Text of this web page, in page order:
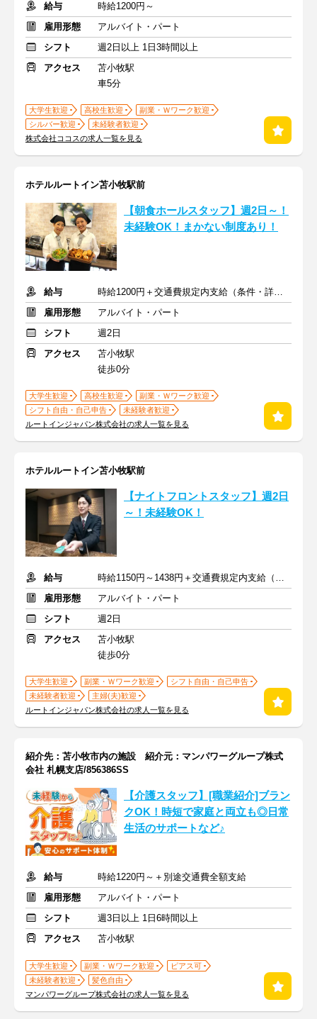
給与
時給1200円～
雇用形態
アルバイト・パート
シフト
週2日以上 1日3時間以上
アクセス
苫小牧駅
車5分
大学生歓迎 高校生歓迎
副業・Ｗワーク歓迎
シルバー歓迎
未経験者歓迎
株式会社ココスの求人一覧を見る
ホテルルートイン苫小牧駅前
【朝食ホールスタッフ】週2日～！
未経験OK！まかない制度あり！
給与
時給1200円＋交通費規定内支給（条件・詳細は面接にて）
雇用形態
アルバイト・パート
シフト
週2日
アクセス
苫小牧駅
徒歩0分
大学生歓迎 高校生歓迎
副業・Ｗワーク歓迎
シフト自由・自己申告
未経験者歓迎
ルートインジャパン株式会社の求人一覧を見る
ホテルルートイン苫小牧駅前
【ナイトフロントスタッフ】週2日
～！未経験OK！
給与
時給1150円～1438円＋交通費規定内支給（条件・詳細は面接にて）
雇用形態
アルバイト・パート
シフト
週2日
アクセス
苫小牧駅
徒歩0分
大学生歓迎 副業・Ｗワーク歓迎
シフト自由・自己申告
未経験者歓迎
主婦(夫)歓迎
ルートインジャパン株式会社の求人一覧を見る
紹介先：苫小牧市内の施設 紹介元：マンパワーグループ株式
会社 札幌支店/856386SS
【介護スタッフ】[職業紹介]ブラン
クOK！時短で家庭と両立も◎日常
生活のサポートなど♪
給与
時給1220円～＋別途交通費全額支給
雇用形態
アルバイト・パート
シフト
週3日以上 1日6時間以上
アクセス
苫小牧駅
大学生歓迎 副業・Ｗワーク歓迎
ピアス可
未経験者歓迎
髪色自由
マンパワーグループ株式会社の求人一覧を見る